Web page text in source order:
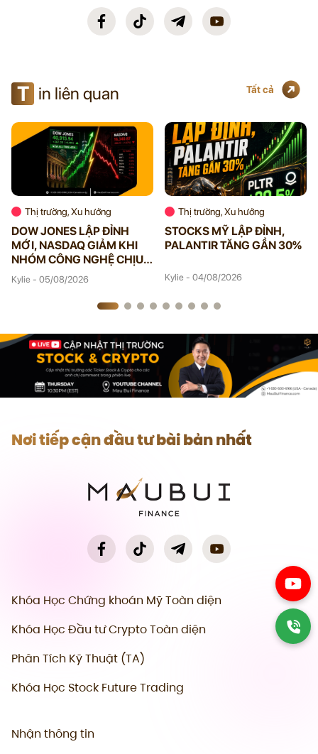
T in liên quan Tất cả
Thị trường, Xu hướng
DOW JONES LẬP ĐỈNH
MỚI, NASDAQ GIẢM KHI
NHÓM CÔNG NGHỆ CHỊU
ÁP LỰC
Kylie - 05/08/2026
Thị trường, Xu hướng
STOCKS MỸ LẬP ĐỈNH,
PALANTIR TĂNG GẦN 30%
Kylie - 04/08/2026
Nơi tiếp cận đầu tư bài bản nhất
Khóa Học Chứng khoán Mỹ Toàn diện
Khóa Học Đầu tư Crypto Toàn diện
Phân Tích Kỹ Thuật (TA)
Khóa Học Stock Future Trading
Nhận thông tin